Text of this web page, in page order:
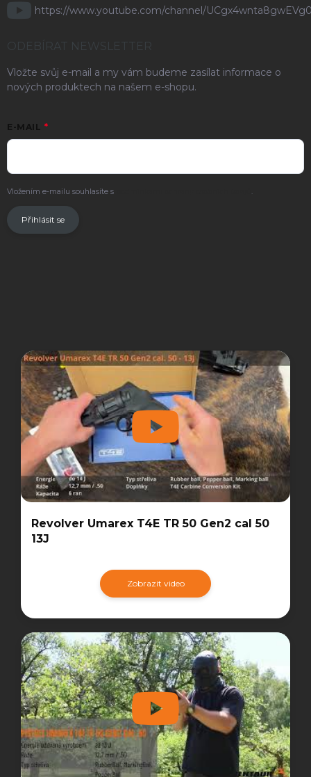
https://www.youtube.com/channel/
ODEBÍRAT NEWSLETTER
Vložte svůj e-mail a my vám budeme zasílat informace o
nových produktech na našem e-shopu.
E-MAIL
Vložením e-mailu souhlasíte s .
Přihlásit se
Revolver Umarex T4E TR 50 Gen2 cal 50
13J
Zobrazit video